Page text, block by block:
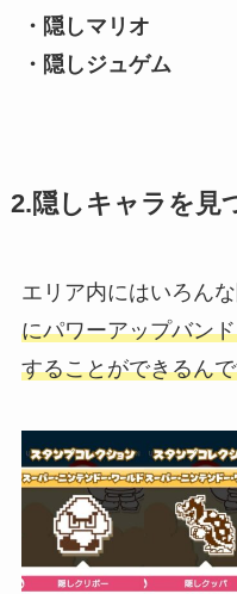
・隠しマリオ
・隠しジュゲム
2.隠しキャラを見
エリア内にはいろん
にパワーアップバン
することができるん